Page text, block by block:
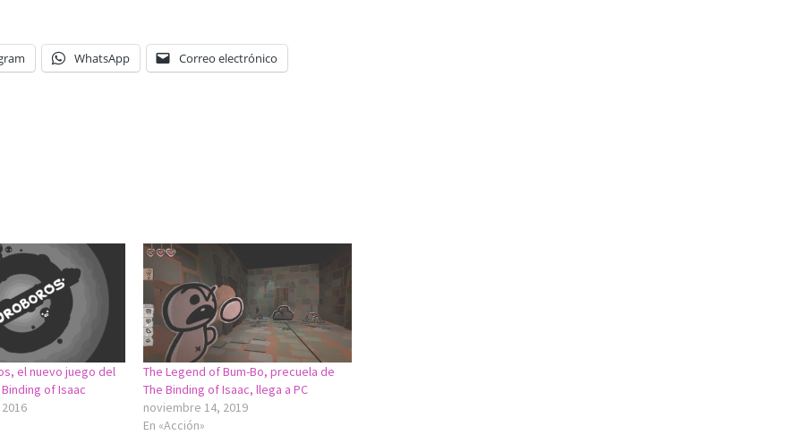
WhatsApp Correo electrónico
el nuevo juego del
of Isaac
The Legend of Bum-Bo, precuela de
The Binding of Isaac, llega a PC
noviembre 14, 2019
En «Acción»